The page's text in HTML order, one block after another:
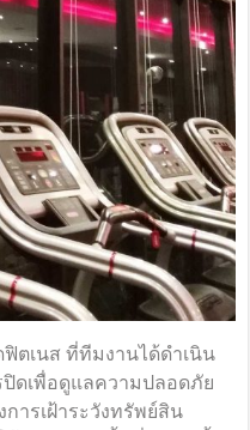
ตเนส ที่ทีมงานได้ดำเนิน
ปิดเพื่อดูแลความปลอดภัย
ารเฝ้าระวังทรัพย์สิน